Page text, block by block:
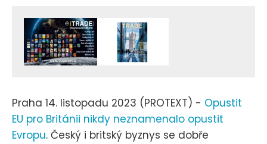
Praha 14. listopadu 2023 (PROTEXT) - Opustit
EU pro Británii nikdy neznamenalo opustit
Evropu. Český i britský byznys se dobře